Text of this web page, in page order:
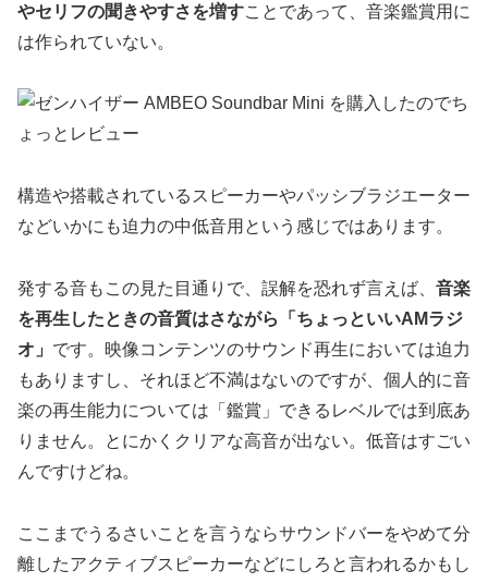
やセリフの聞きやすさを増すことであって、音楽鑑賞用に
は作られていない。
構造や搭載されているスピーカーやパッシブラジエーター
などいかにも迫力の中低音用という感じではあります。
発する音もこの見た目通りで、誤解を恐れず言えば、 音楽
を再生したときの音質はさながら「ちょっといいAMラジ
オ」 です。映像コンテンツのサウンド再生においては迫力
もありますし、それほど不満はないのですが、個人的に音
楽の再生能力については「鑑賞」できるレベルでは到底あ
りません。とにかくクリアな高音が出ない。低音はすごい
んですけどね。
ここまでうるさいことを言うならサウンドバーをやめて分
離したアクティブスピーカーなどにしろと言われるかもし